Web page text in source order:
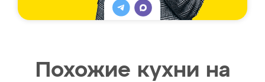
Похожие кухни на